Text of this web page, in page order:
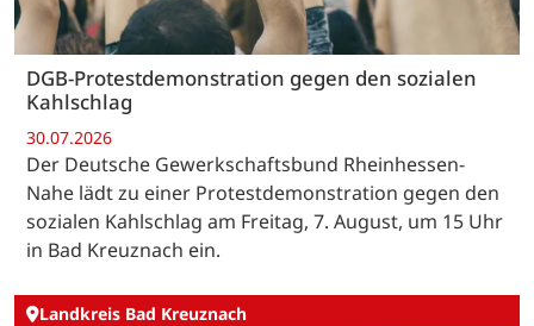
DGB-Protestdemonstration gegen den sozialen
Kahlschlag
30.07.2026
Der Deutsche Gewerkschaftsbund Rheinhessen-
Nahe lädt zu einer Protestdemonstration gegen den
sozialen Kahlschlag am Freitag, 7. August, um 15 Uhr
in Bad Kreuznach ein.
Landkreis Bad Kreuznach